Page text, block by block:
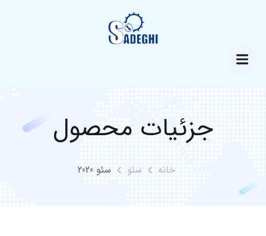
جزئیات محصول
خانه سئو سئو 2020